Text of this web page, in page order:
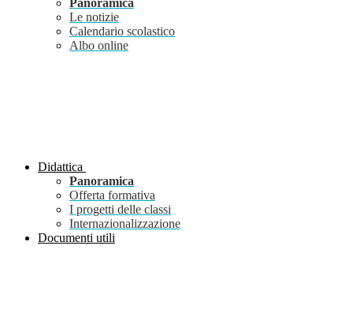
Panoramica
Le notizie
Calendario scolastico
Albo online
Didattica
Panoramica
Offerta formativa
I progetti delle classi
Internazionalizzazione
Documenti utili